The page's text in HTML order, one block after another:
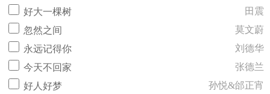
好大一棵树
田震
忽然之间
莫文蔚
永远记得你
刘德华
今天不回家
张德兰
好人好梦
孙悦&邰正宵